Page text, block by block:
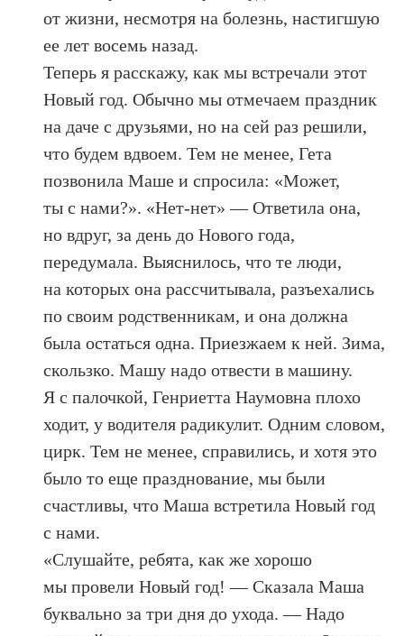
от жизни, несмотря на болезнь, настигшую
ее лет восемь назад.
Теперь я расскажу, как мы встречали этот
Новый год. Обычно мы отмечаем праздник
на даче с друзьями, но на сей раз решили,
что будем вдвоем. Тем не менее, Гета
позвонила Маше и спросила: «Может,
ты с нами?». «Нет-нет» — Ответила она,
но вдруг, за день до Нового года,
передумала. Выяснилось, что те люди,
на которых она рассчитывала, разъехались
по своим родственникам, и она должна
была остаться одна. Приезжаем к ней. Зима,
скользко. Машу надо отвести в машину.
Я с палочкой, Генриетта Наумовна плохо
ходит, у водителя радикулит. Одним словом,
цирк. Тем не менее, справились, и хотя это
было то еще празднование, мы были
счастливы, что Маша встретила Новый год
с нами.
«Слушайте, ребята, как же хорошо
мы провели Новый год! — Сказала Маша
буквально за три дня до ухода. — Надо